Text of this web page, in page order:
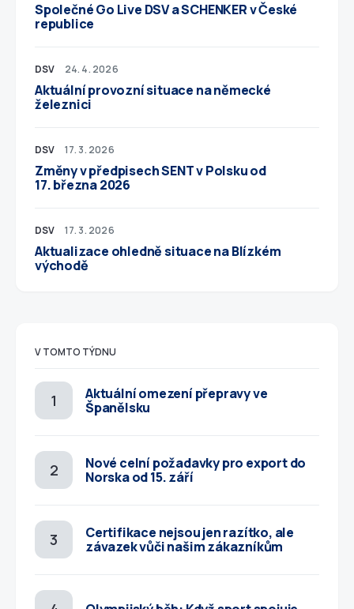
Společné Go Live DSV a SCHENKER v České
republice
DSV 24. 4. 2026
Aktuální provozní situace na německé
železnici
DSV 17. 3. 2026
Změny v předpisech SENT v Polsku od
17. března 2026
DSV 17. 3. 2026
Aktualizace ohledně situace na Blízkém
východě
V TOMTO TÝDNU
Aktuální omezení přepravy ve
Španělsku
Nové celní požadavky pro export do
Norska od 15. září
Certifikace nejsou jen razítko, ale
závazek vůči našim zákazníkům